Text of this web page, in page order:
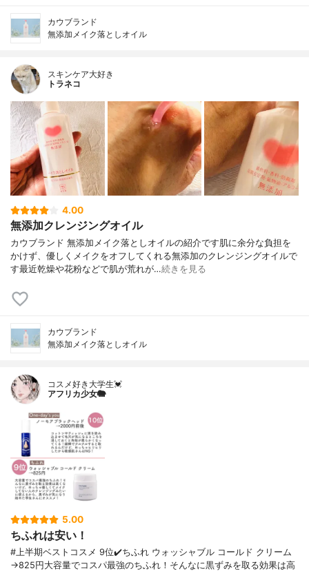
カウブランド
無添加メイク落としオイル
スキンケア大好き
トラネコ
4.00
無添加クレンジングオイル
カウブランド 無添加メイク落としオイルの紹介です肌に余分な負担を
かけず、優しくメイクをオフしてくれる無添加のクレンジングオイルで
す最近乾燥や花粉などで肌が荒れが…続きを見る
カウブランド
無添加メイク落としオイル
コスメ好き大学生💓
アフリカ少女🐘
5.00
ちふれは安い！
#上半期ベストコスメ 9位✔️ちふれ ウォッシャブル コールド クリーム
→825円大容量でコスパ最強のちふれ！そんなに黒ずみを取る効果は高